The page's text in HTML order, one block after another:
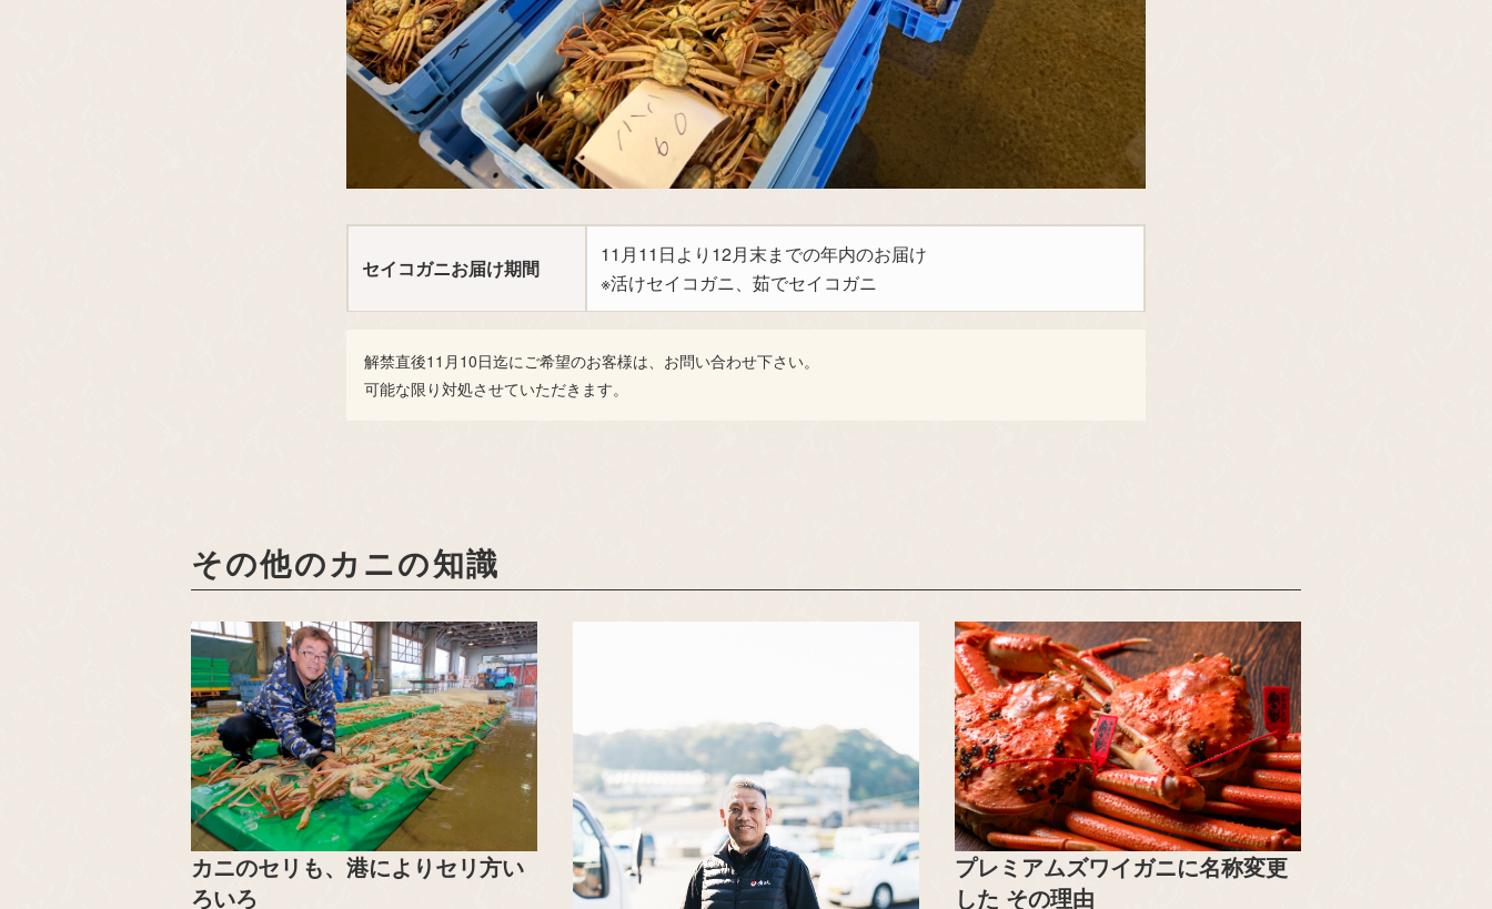
セイコガニお届け期間
11月11日より12月末までの年内のお届け
※活けセイコガニ、茹でセイコガニ
解禁直後11月10日迄にご希望のお客様は、お問い合わせ下さい。
可能な限り対処させていただきます。
その他のカニの知識
カニのセリも、港によりセリ方い
ろいろ
プレミアムズワイガニに名称変更
した その理由